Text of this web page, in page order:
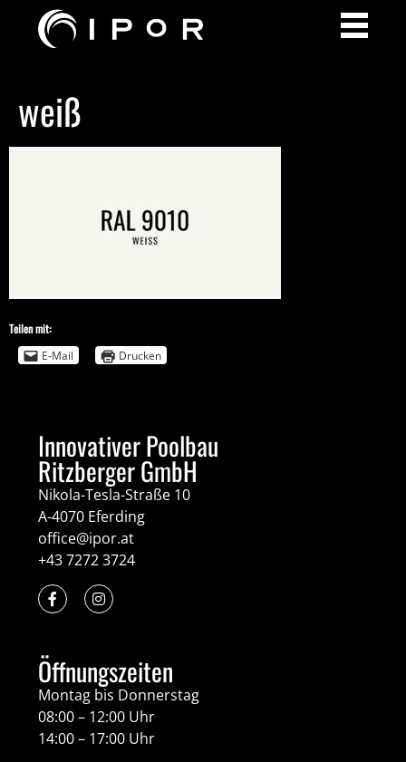
weiß
Teilen mit:
E-Mail
Drucken
Innovativer Poolbau
Ritzberger GmbH
Nikola-Tesla-Straße 10
A-4070 Eferding
office@ipor.at
+43 7272 3724
Öffnungszeiten
Montag bis Donnerstag
08:00 – 12:00 Uhr
14:00 – 17:00 Uhr